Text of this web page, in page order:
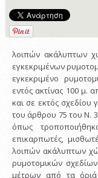
λοιπών ακάλυπτων
εγκεκριμένων
εγκεκριμένο
εντός ακτίνας 100
και σε εκτός σχεδίου
του άρθρου 75 του Ν.
όπως
επικαρπωτές,
λοιπών ακάλυπτων
ρυμοτομικών
μέτρων από τα όριά